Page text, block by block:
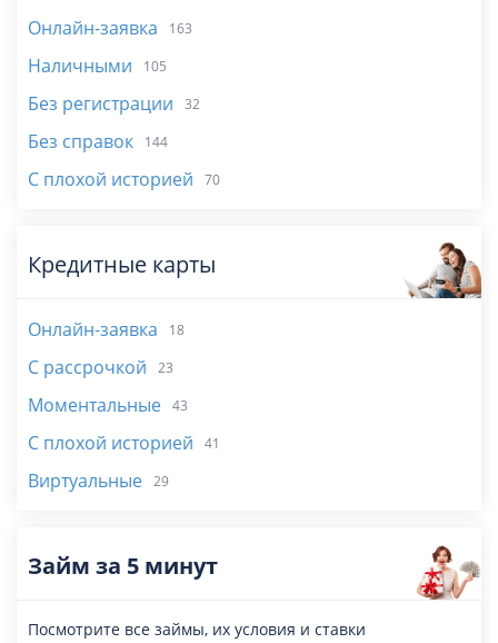
Онлайн-заявка 163
Наличными 105
Без регистрации 32
Без справок 144
С плохой историей 70
Кредитные карты
Онлайн-заявка 18
С рассрочкой 23
Моментальные 43
С плохой историей 41
Виртуальные 29
Займ за 5 минут
Посмотрите все займы, их условия и ставки